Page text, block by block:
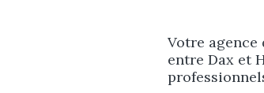
Votre agence
entre Dax et